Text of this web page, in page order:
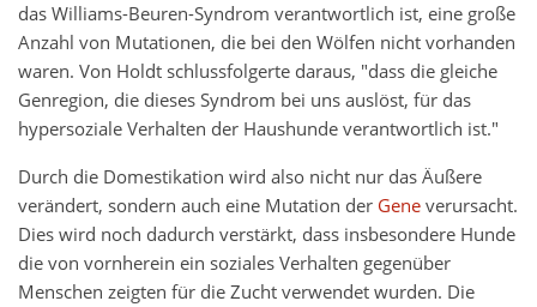
das Williams-Beuren-Syndrom verantwortlich ist, eine große
Anzahl von Mutationen, die bei den Wölfen nicht vorhanden
waren. Von Holdt schlussfolgerte daraus, "dass die gleiche
Genregion, die dieses Syndrom bei uns auslöst, für das
hypersoziale Verhalten der Haushunde verantwortlich ist."
Durch die Domestikation wird also nicht nur das Äußere
verändert, sondern auch eine Mutation der Geneverursacht.
Dies wird noch dadurch verstärkt, dass insbesondere Hunde
die von vornherein ein soziales Verhalten gegenüber
Menschen zeigten für die Zucht verwendet wurden. Die